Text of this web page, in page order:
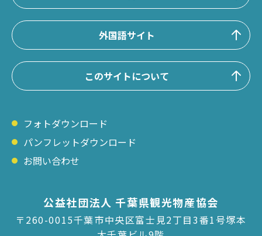
外国語サイト
このサイトについて
フォトダウンロード
パンフレットダウンロード
お問い合わせ
公益社団法人 千葉県観光物産協会
〒260-0015千葉市中央区富士見2丁目3番1号塚本